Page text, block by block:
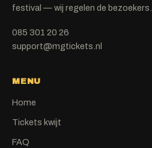
festival — wij regelen de bezoekers.
085 301 20 26
support@mgtickets.nl
MENU
Home
Tickets kwijt
FAQ